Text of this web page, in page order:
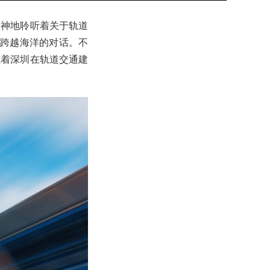
地聆听着关于轨道
越海洋的对话。不
深圳在轨道交通建